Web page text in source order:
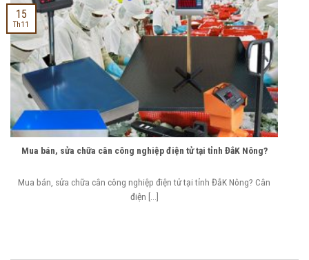
Mua bán, sửa chữa cân công nghiệp điện tử tại tỉnh ĐắK Nông?
Mua bán, sửa chữa cân công nghiệp điện tử tại tỉnh ĐắK Nông? Cân
điện [...]
15
Th11